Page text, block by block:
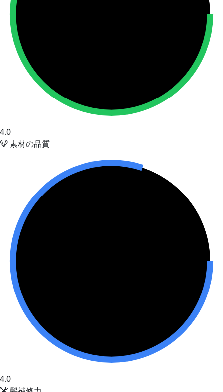
4.0
素材の品質
4.0